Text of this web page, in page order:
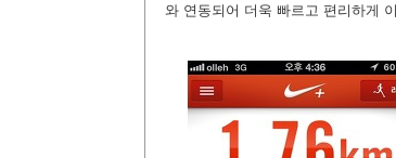
와 연동되어 더욱 빠르고 편리하게